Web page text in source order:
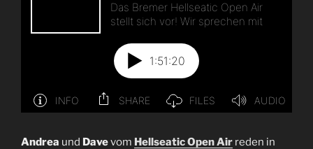
Andrea und Davevom Hellseatic Open Air reden in